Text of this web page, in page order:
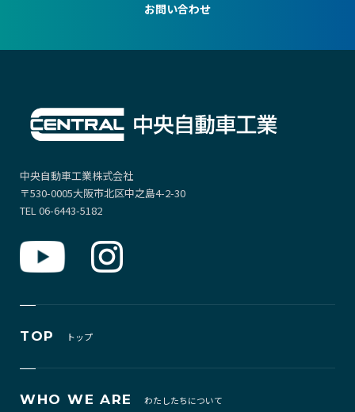
お問い合わせ
中央自動車工業株式会社
〒530-0005大阪市北区中之島4-2-30
TEL 06-6443-5182
TOP トップ
WHO WE ARE わたしたちについて